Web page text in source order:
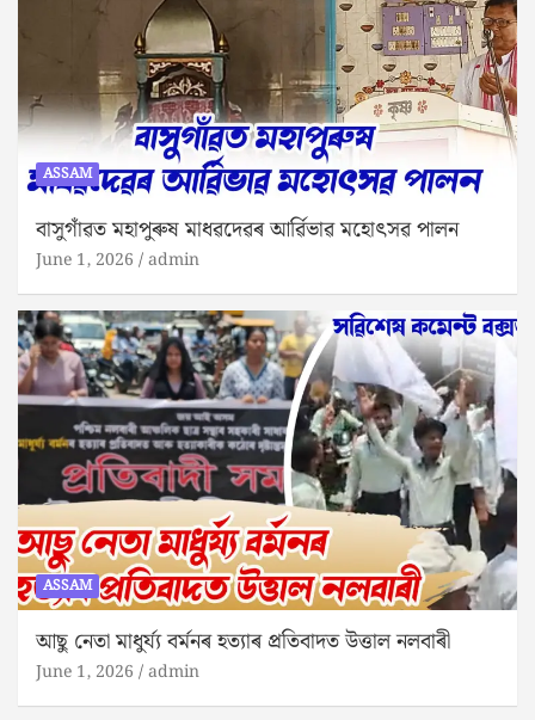
ASSAM
বাসুগাঁৱত মহাপুৰুষ মাধৱদেৱৰ আৰ্ৱিভাৱ মহোৎসৱ পালন
June 1, 2026 admin
ASSAM
আছু নেতা মাধুৰ্য্য বৰ্মনৰ হত্যাৰ প্ৰতিবাদত উত্তাল নলবাৰী
June 1, 2026 admin